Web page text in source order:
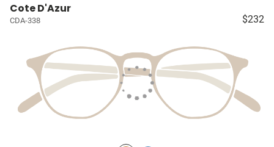
Cote D'Azur
CDA-338 $232